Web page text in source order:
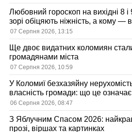
Любовний гороскоп на вихідні 8
зорі обіцяють ніжність, а кому —
07 Серпня 2026, 13:15
Ще двоє видатних коломиян
громадянами міста
07 Серпня 2026, 10:59
У Коломиї безхазяйну
власність громади: що це означає
06 Серпня 2026, 08:47
З Яблучним Спасом 2026:
прозі, віршах та картинках